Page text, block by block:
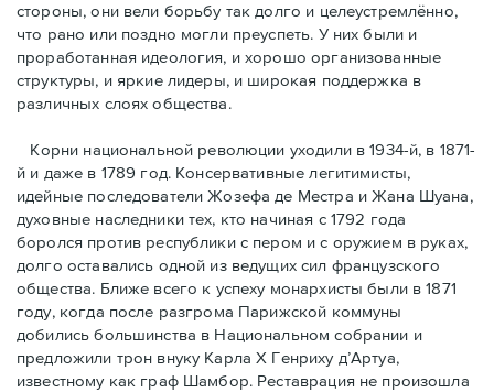
стороны, они вели борьбу так долго и целеустремлённо,
что рано или поздно могли преуспеть. У них были и
проработанная идеология, и хорошо организованные
структуры, и яркие лидеры, и широкая поддержка в
различных слоях общества.
Корни национальной революции уходили в 1934-й, в 1871-
й и даже в 1789 год. Консервативные легитимисты,
идейные последователи Жозефа де Местра и Жана Шуана,
духовные наследники тех, кто начиная с 1792 года
боролся против республики с пером и с оружием в руках,
долго оставались одной из ведущих сил французского
общества. Ближе всего к успеху монархисты были в 1871
году, когда после разгрома Парижской коммуны
добились большинства в Национальном собрании и
предложили трон внуку Карла Х Генриху д’Артуа,
известному как граф Шамбор. Реставрация не произошла